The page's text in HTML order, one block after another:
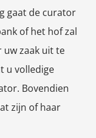
gaat de curator
of het hof zal
uw zaak uit te
u volledige
Bovendien
zijn of haar